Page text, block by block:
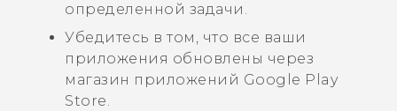
определенной задачи.
Убедитесь в том, что все ваши
приложения обновлены через
магазин приложений Google Play
Store.